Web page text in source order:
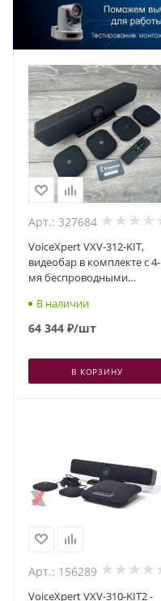
Арт.: 327684
VoiceXpert VXV-312-KIT,
видеобар в комплекте с 4-
мя беспроводными
В наличии
64 344 ₽/шт
В КОРЗИНУ
Арт.: 156289
VoiceXpert VXV-310-KIT2 -